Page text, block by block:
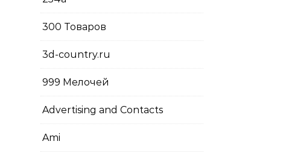
300 Товаров
3d-country.ru
999 Мелочей
Advertising and Contacts
Ami